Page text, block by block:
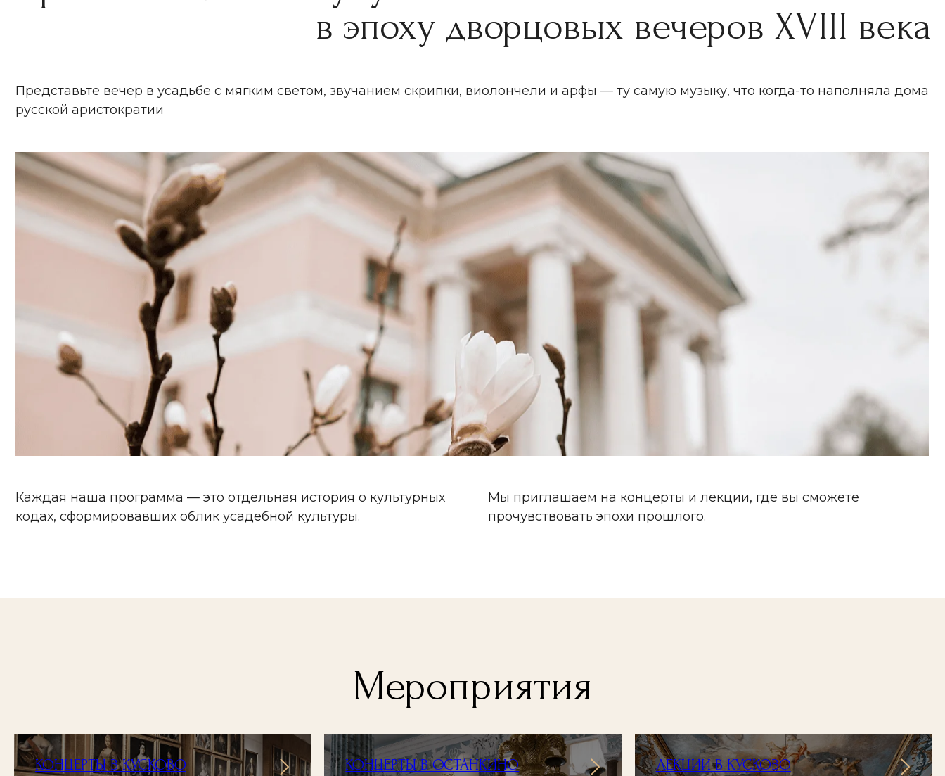
русской аристократии
Каждая наша программа — это отдельная история о культурных
кодах, сформировавших облик усадебной культуры.
Мы приглашаем на концерты и лекции, где вы сможете
прочувствовать эпохи прошлого.
Мероприятия
КОНЦЕРТЫ В КУСКОВО КОНЦЕРТЫ В ОСТАНКИНО ЛЕКЦИИ В КУСКОВО